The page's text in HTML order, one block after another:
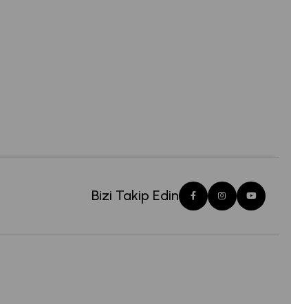
Bizi Takip Edin